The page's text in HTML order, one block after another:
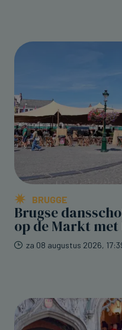
BRUGGE
Brugse
op de Markt met
za 08 augustus 2026,